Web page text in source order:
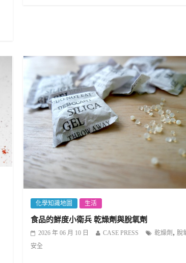
化學知識地圖 生活
食品的鮮度小衛兵 乾燥劑與脫氧劑
2026 年 06 月 10 日 CASE PRESS 乾燥劑 , 脫
安全